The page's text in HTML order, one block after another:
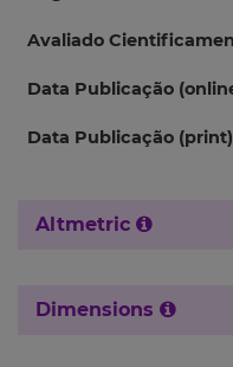
Avaliado
Data Publicação
Data Publicação (print)
Altmetric
Dimensions